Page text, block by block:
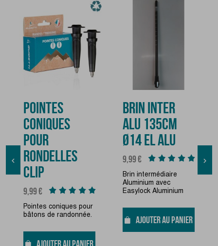

POINTES
CONIQUES
POUR
RONDELLES
CLIP
Prix
9,99 €
Pointes coniques pour
bâtons de randonnée.
AJOUTER AU PANIER
BRIN INTER
ALU 135CM
Ø14 EL ALU
Prix
9,99 €
Brin intermédiaire
Aluminium avec
Easylock Aluminium
AJOUTER AU PANIER
